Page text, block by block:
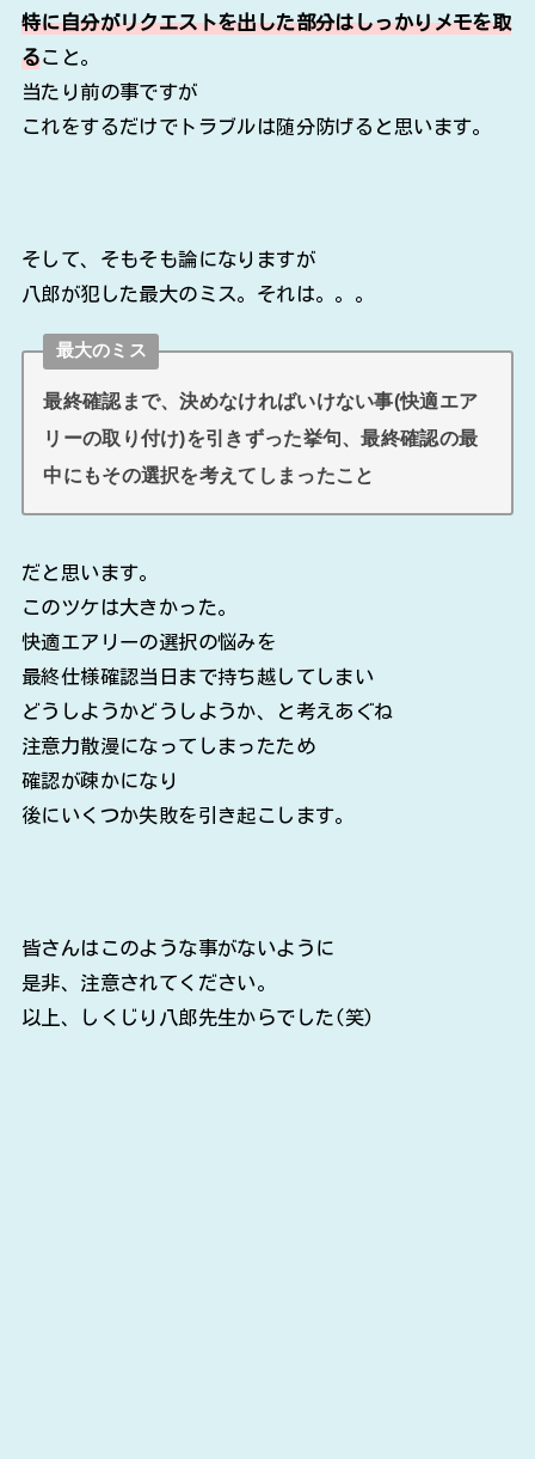
特に自分がリクエストを出した部分はしっかりメモを取
ること。
当たり前の事ですが
これをするだけでトラブルは随分防げると思います。
そして、そもそも論になりますが
八郎が犯した最大のミス。それは。。。
最大のミス
最終確認まで、決めなければいけない事(快適エア
リーの取り付け)を引きずった挙句、最終確認の最
中にもその選択を考えてしまったこと
だと思います。
このツケは大きかった。
快適エアリーの選択の悩みを
最終仕様確認当日まで持ち越してしまい
どうしようかどうしようか、と考えあぐね
注意力散漫になってしまったため
確認が疎かになり
後にいくつか失敗を引き起こします。
皆さんはこのような事がないように
是非、注意されてください。
以上、しくじり八郎先生からでした(笑)